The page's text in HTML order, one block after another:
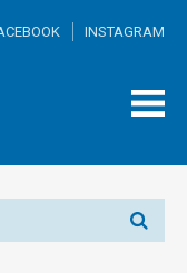
INSTAGRAM